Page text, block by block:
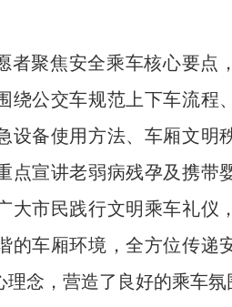
者聚焦安全乘车核心要点
绕公交车规范上下车流程
设备使用方法、车厢文明
点宣讲老弱病残孕及携带
大市民践行文明乘车礼仪
的车厢环境，全方位传递
理念 ，营造了良好的乘车氛